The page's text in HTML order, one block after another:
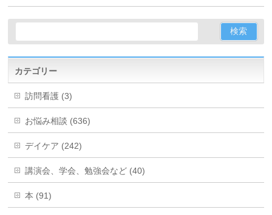
カテゴリー
訪問看護 (3)
お悩み相談 (636)
デイケア (242)
講演会、学会、勉強会など (40)
本 (91)